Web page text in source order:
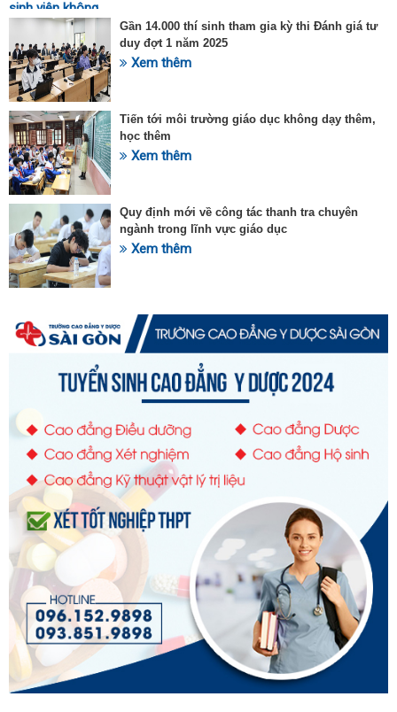
Gần 14.000 thí sinh tham gia kỳ thi Đánh giá tư
duy đợt 1 năm 2025
Xem thêm
Tiến tới môi trường giáo dục không dạy thêm,
học thêm
Xem thêm
Quy định mới về công tác thanh tra chuyên
ngành trong lĩnh vực giáo dục
Xem thêm